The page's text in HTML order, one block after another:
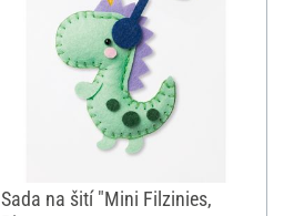
Sada na šití "Mini Filzinies,